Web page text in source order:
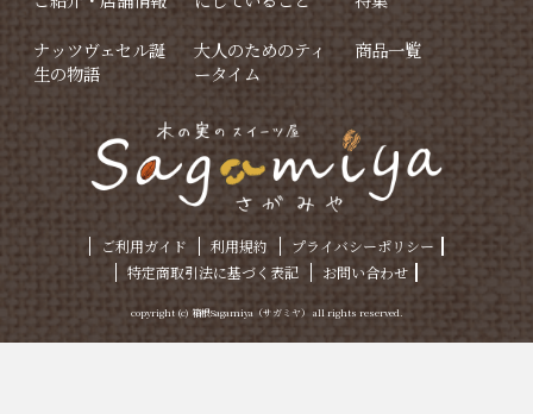
ナッツヴェセル誕
生の物語
大人のためのティ
ータイム
商品一覧
ご利用ガイド 利用規約
プライバシーポリシー
特定商取引法に基づく表記
お問い合わせ
copyright (c) 箱根Sagamiya（サガミヤ） all rights reserved.